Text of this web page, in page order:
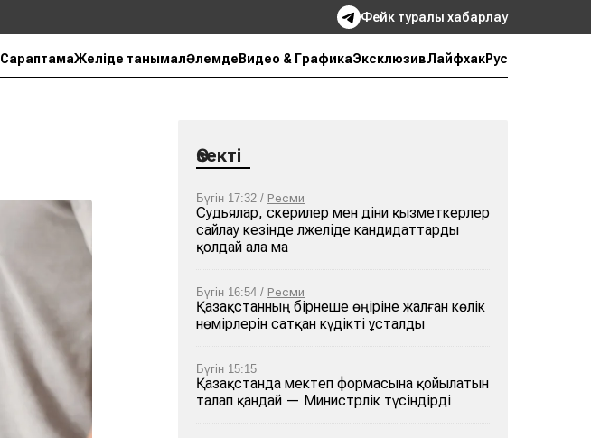
Фейк туралы хабарлау
СараптамаЖеліде танымалӘлемде Видео & ГрафикаЭксклюзивЛайфхакРус
Өзекті
Бүгін 17:32 / Ресми
Судьялар, әскерилер мен діни қызметкерлер
сайлау кезінде әлжеліде кандидаттарды
қолдай ала ма
Бүгін 16:54 / Ресми
Қазақстанның бірнеше өңіріне жалған көлік
нөмірлерін сатқан күдікті ұсталды
Бүгін 15:15
Қазақстанда мектеп формасына қойылатын
талап қандай — Министрлік түсіндірді